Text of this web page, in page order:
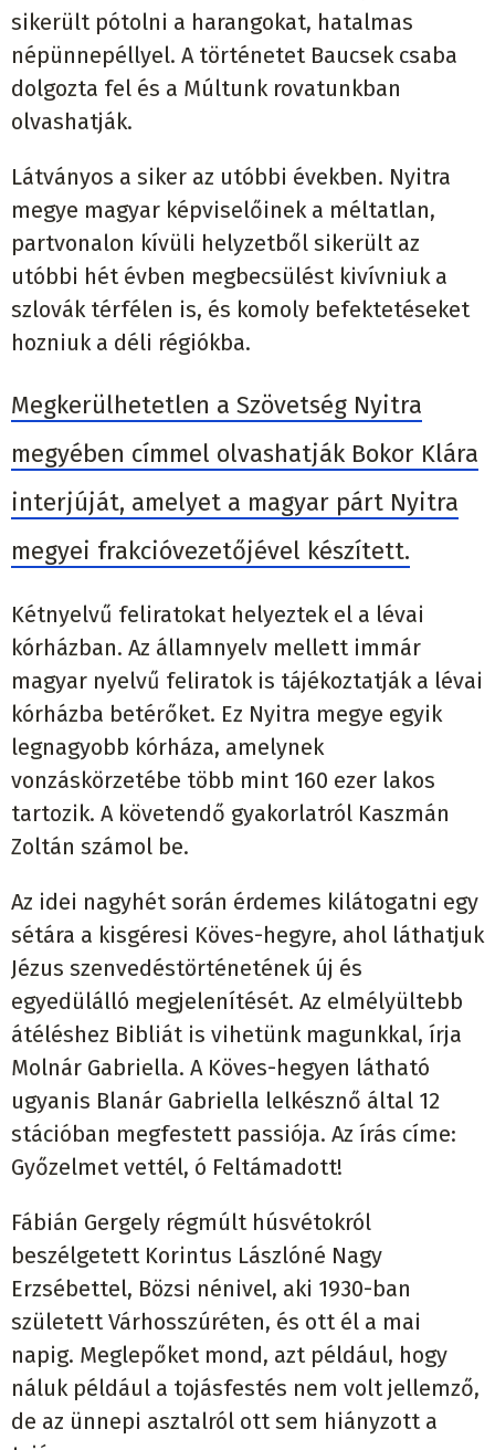
sikerült pótolni a harangokat, hatalmas
népünnepéllyel. A történetet Baucsek csaba
dolgozta fel és a Múltunk rovatunkban
olvashatják.
Látványos a siker az utóbbi években. Nyitra
megye magyar képviselőinek a méltatlan,
partvonalon kívüli helyzetből sikerült az
utóbbi hét évben megbecsülést kivívniuk a
szlovák térfélen is, és komoly befektetéseket
hozniuk a déli régiókba.
Megkerülhetetlen a Szövetség Nyitra
megyében címmel olvashatják Bokor Klára
interjúját, amelyet a magyar párt Nyitra
megyei frakcióvezetőjével készített.
Kétnyelvű feliratokat helyeztek el a lévai
kórházban. Az államnyelv mellett immár
magyar nyelvű feliratok is tájékoztatják a lévai
kórházba betérőket. Ez Nyitra megye egyik
legnagyobb kórháza, amelynek
vonzáskörzetébe több mint 160 ezer lakos
tartozik. A követendő gyakorlatról Kaszmán
Zoltán számol be.
Az idei nagyhét során érdemes kilátogatni egy
sétára a kisgéresi Köves-hegyre, ahol láthatjuk
Jézus szenvedéstörténetének új és
egyedülálló megjelenítését. Az elmélyültebb
átéléshez Bibliát is vihetünk magunkkal, írja
Molnár Gabriella. A Köves-hegyen látható
ugyanis Blanár Gabriella lelkésznő által 12
stációban megfestett passiója. Az írás címe:
Győzelmet vettél, ó Feltámadott!
Fábián Gergely régmúlt húsvétokról
beszélgetett Korintus Lászlóné Nagy
Erzsébettel, Bözsi nénivel, aki 1930-ban
született Várhosszúréten, és ott él a mai
napig. Meglepőket mond, azt például, hogy
náluk például a tojásfestés nem volt jellemző,
de az ünnepi asztalról ott sem hiányzott a